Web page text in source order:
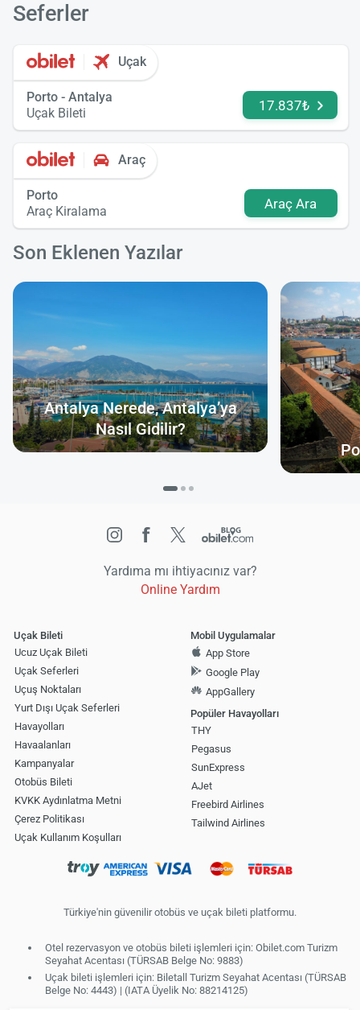
Seferler
Uçak
Porto - Antalya
Uçak Bileti
17.837₺
Araç
Porto
Araç Kiralama
Araç Ara
Son Eklenen Yazılar
Antalya Nerede, Antalya’ya
Nasıl Gidilir?
Yardıma mı ihtiyacınız var?
Online Yardım
Uçak Bileti
Ucuz Uçak Bileti
Uçak Seferleri
Uçuş Noktaları
Yurt Dışı Uçak Seferleri
Havayolları
Havaalanları
Kampanyalar
Otobüs Bileti
KVKK Aydınlatma Metni
Çerez Politikası
Uçak Kullanım Koşulları
Mobil Uygulamalar
App Store
Google Play
AppGallery
Popüler Havayolları
THY
Pegasus
SunExpress
AJet
Freebird Airlines
Tailwind Airlines
Türkiye'nin güvenilir otobüs ve uçak bileti platformu.
Otel rezervasyon ve otobüs bileti işlemleri için: Obilet.com Turizm
Seyahat Acentası (TÜRSAB Belge No: 9883)
Uçak bileti işlemleri için: Biletall Turizm Seyahat Acentası (TÜRSAB
Belge No: 4443) | (IATA Üyelik No: 88214125)